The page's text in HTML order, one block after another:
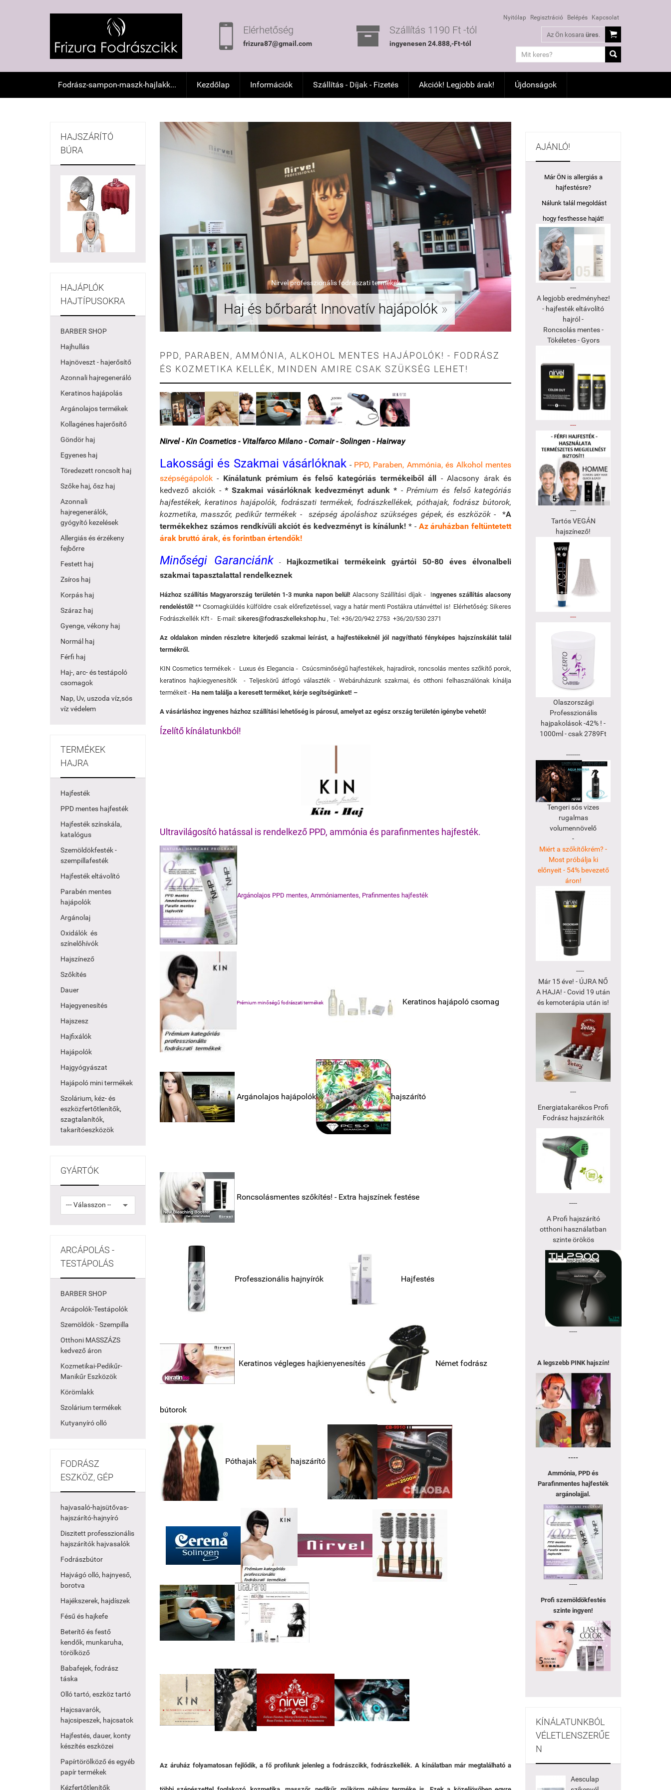
 Elérhetőség
frizura87@gmail.com  Szállítás 1190 Ft -tól
ingyenesen 24.888,-Ft-tól
Nyitólap Regisztráció Belépés Kapcsolat
Az Ön kosara üres.


Fodrász-sampon-maszk-hajlakk... Kezdőlap Információk Szállítás - Díjak - Fizetés Akciók! Legjobb árak! Újdonságok
HAJSZÁRÍTÓ
BÚRA
HAJÁPLÓK
HAJTÍPUSOKRA
BARBER SHOP
Hajhullás
Hajnöveszt - hajerősítő
Azonnali hajregeneráló
Keratinos hajápolás
Argánolajos termékek
Kollagénes hajerősítő
Göndör haj
Egyenes haj
Töredezett roncsolt haj
Szőke haj, ősz haj
Azonnali
hajregenerálók,
gyógyító kezelések
Allergiás és érzékeny
fejbőrre
Festett haj
Zsíros haj
Korpás haj
Száraz haj
Gyenge, vékony haj
Normál haj
Férfi haj
Haj-, arc- és testápoló
csomagok
Nap, Uv, uszoda víz,sós
víz védelem
TERMÉKEK
HAJRA
Hajfesték
PPD mentes hajfesték
Hajfesték színskála,
katalógus
Szemöldökfesték -
szempillafesték
Hajfesték eltávolító
Parabén mentes
hajápolók
Argánolaj
Oxidálók és
színelőhívók
Hajszínező
Szőkítés
Dauer
Hajegyenesítés
Hajszesz
Hajfixálók
Hajápolók
Hajgyógyászat
Hajápoló mini termékek
Szolárium, kéz- és
eszközfertőtlenítők,
szagtalanítók,
takarítóeszközök
GYÁRTÓK
ARCÁPOLÁS -
TESTÁPOLÁS
BARBER SHOP
Arcápolók-Testápolók
Szemöldök - Szempilla
Otthoni MASSZÁZS
kedvező áron
Kozmetikai-Pedikűr-
Manikűr Eszközök
Körömlakk
Szolárium termékek
Kutyanyíró olló
FODRÁSZ
ESZKÖZ, GÉP
hajvasaló-hajsütővas-
hajszárító-hajnyíró
Diszitett professzionális
hajszárítók hajvasalók
Fodrászbútor
Hajvágó olló, hajnyeső,
borotva
Hajékszerek, hajdíszek
Fésű és hajkefe
Beterítő és festő
kendők, munkaruha,
törölköző
Babafejek, fodrász
táska
Olló tartó, eszköz tartó
Hajcsavarók,
hajcsipeszek, hajcsatok
Hajfestés, dauer, konty
készítés eszközei
Papírtörölköző és egyéb
papír termékek
Kézfertőtlenítők
Nirvel professzionális fodrászati termékek
Haj és bőrbarát Innovatív hajápolók»
PPD, PARABEN, AMMÓNIA, ALKOHOL MENTES HAJÁPOLÓK! - FODRÁSZ
ÉS KOZMETIKA KELLÉK, MINDEN AMIRE CSAK SZÜKSÉG LEHET!
Nirvel - Kin Cosmetics - Vitalfarco Milano - Comair - Solingen - Hairway
Lakossági és Szakmai vásárlóknak - PPD, Paraben, Ammónia, és Alkohol mentes
szépségápolók- Kínálatunk prémium és felső kategóriás termékeiből áll -Alacsony árak és
kedvező akciók -* Szakmai vásárlóknak kedvezményt adunk * -Prémium és felső kategóriás
hajfestékek, keratinos hajápolók, fodrászati termékek, fodrászkellékek, póthajak, fodrász bútorok,
kozmetika, masszőr, pedikűr termékek - szépség ápoláshoz szükséges gépek, és eszközök- *A
termékekhez számos rendkívüli akciót és kedvezményt is kínálunk!* - Az áruházban feltüntetett
árak bruttó árak, és forintban értendők!
Minőségi Garanciánk - Hajkozmetikai termékeink gyártói 50-80 éves élvonalbeli
szakmai tapasztalattal rendelkeznek
Házhoz szállítás Magyarország területén 1-3 munka napon belül! Alacsony Szállítási díjak - Ingyenes szállítás alacsony
rendeléstől! ** Csomagküldés külföldre csak előrefizetéssel, vagy a határ menti Postákra utánvéttel is! Elérhetőség: Sikeres
Fodrászkellék Kft - E-mail: sikeres@fodraszkellekshop.hu, Tel: +36/20/942 2753 +36/20/530 2371
Az oldalakon minden részletre kiterjedő szakmai leírást, a hajfestékeknél jól nagyítható fényképes hajszínskálát talál
termékről.
KIN Cosmetics termékek - Luxus és Elegancia - Csúcsminőségű hajfestékek, hajradírok, roncsolás mentes szőkítő porok,
keratinos hajkiegyenesítők - Teljeskörű átfogó választék - Webáruházunk szakmai, és otthoni felhasználónak kínálja
termékeit - Ha nem találja a keresett terméket, kérje segítségünket! –
A vásárláshoz ingyenes házhoz szállítási lehetőség is párosul, amelyet az egész ország területén igénybe vehető!
Ízelítő kínálatunkból!
Ultravilágosító hatással is rendelkező PPD, ammónia és parafinmentes hajfesték.
Argánolajos PPD mentes, Ammóniamentes, Prafinmentes hajfesték
Prémium minőségű fodrászati termékek Keratinos hajápoló csomag
Argánolajos hajápolók hajszárító
Roncsolásmentes szőkítés! - Extra hajszínek festése
Professzionális hajnyírók Hajfestés
Keratinos végleges hajkienyenesítés Német fodrász
bútorok
Póthajak hajszárító
Az áruház folyamatosan fejlődik, a fő profilunk jelenleg a fodrászcikk, fodrászkellék. A kínálatban már megtalálható a
AJÁNLÓ!
Már ÖN is allergiás a
hajfestésre?
Nálunk talál megoldást
hogy festhesse haját!
---
A legjobb eredményhez!
- hajfesték eltávolító
hajról -
Roncsolás mentes -
Tökéletes - Gyors
---
---
Tartós VEGÁN
hajszínező!
---
Olaszországi
Professzionális
hajpakolások -42% ! -
1000ml - csak 2789Ft
-------
Tengeri sós vizes
rugalmas
volumennövelő
-
Miért a szőkítőkrém? -
Most próbálja ki
előnyeit - 54% bevezető
áron!
----
Már 15 éve! - ÚJRA NŐ
A HAJA! - Covid 19 után
és kemoterápia után is!
---
Energiatakarékos Profi
Fodrász hajszárítók
----
A Profi hajszárító
otthoni használatban
szinte örökös
----
A legszebbPINK hajszín!
----
Ammónia, PPD és
Parafinmentes hajfesték
argánolajjal.
----
Profi szemöldökfestés
szinte ingyen!
KÍNÁLATUNKBÓL
VÉLETLENSZERŰE
N
Aesculap